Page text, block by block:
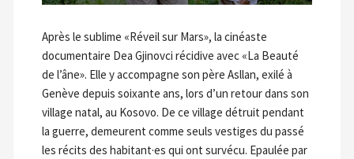
Après le sublime «Réveil sur Mars», la cinéaste
documentaire Dea Gjinovci récidive avec «La Beauté
de l’âne». Elle y accompagne son père Asllan, exilé à
Genève depuis soixante ans, lors d’un retour dans son
village natal, au Kosovo. De ce village détruit pendant
la guerre, demeurent comme seuls vestiges du passé
les récits des habitant·es qui ont survécu. Epaulée par